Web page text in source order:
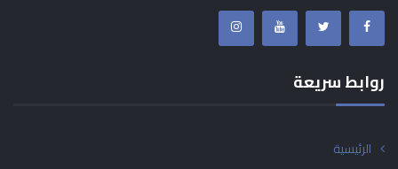
روابط سريعة
الرئيسية